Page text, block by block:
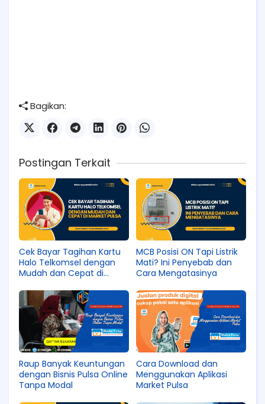
Bagikan:
Postingan Terkait
Cek Bayar Tagihan Kartu
Halo Telkomsel dengan
Mudah dan Cepat di
MCB Posisi ON Tapi Listrik
Mati? Ini Penyebab dan
Cara Mengatasinya
Raup Banyak Keuntungan
dengan Bisnis Pulsa Online
Tanpa Modal
Cara Download dan
Menggunakan Aplikasi
Market Pulsa